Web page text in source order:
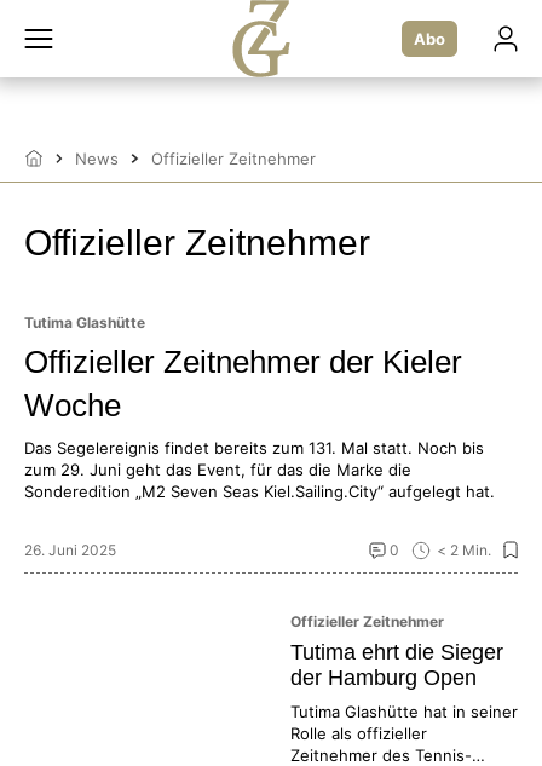
Inhalt
Abo
Startseite
News Offizieller Zeitnehmer
Offizieller Zeitnehmer
Tutima Glashütte
Offizieller Zeitnehmer der Kieler
Woche
Das Segelereignis findet bereits zum 131. Mal statt. Noch bis
zum 29. Juni geht das Event, für das die Marke die
Sonderedition „M2 Seven Seas Kiel.Sailing.City“ aufgelegt hat.
26. Juni 2025 0 < 2 Min.
Offizieller Zeitnehmer
Tutima ehrt die Sieger
der Hamburg Open
Tutima Glashütte hat in seiner
Rolle als offizieller
Zeitnehmer des Tennis-